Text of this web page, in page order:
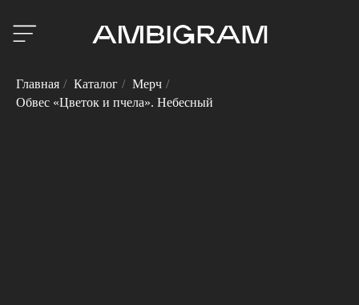
Главная / Каталог / Мерч /
Обвес «Цветок и пчела». Небесный